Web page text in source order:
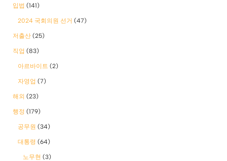
입법 (141)
2024 국회의원 선거 (47)
저출산 (25)
직업 (83)
아르바이트 (2)
자영업 (7)
해외 (23)
행정 (179)
공무원 (34)
대통령 (64)
노무현 (3)